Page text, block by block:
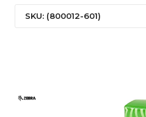
SKU: (800012-601)